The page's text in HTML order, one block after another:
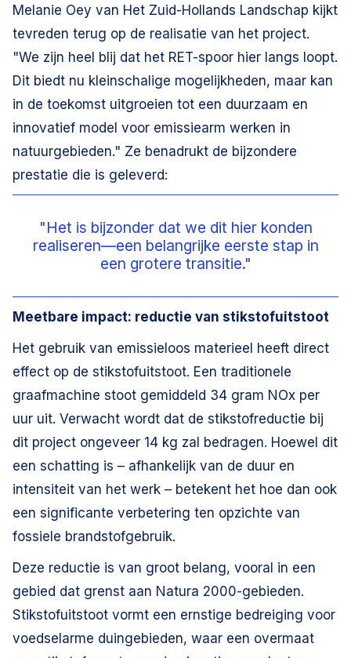
Melanie Oey van Het Zuid-Hollands Landschap kijkt
tevreden terug op de realisatie van het project.
"We zijn heel blij dat het RET-spoor hier langs loopt.
Dit biedt nu kleinschalige mogelijkheden, maar kan
in de toekomst uitgroeien tot een duurzaam en
innovatief model voor emissiearm werken in
natuurgebieden." Ze benadrukt de bijzondere
prestatie die is geleverd:
"Het is bijzonder dat we dit hier konden
realiseren—een belangrijke eerste stap in
een grotere transitie."
Meetbare impact: reductie van stikstofuitstoot
Het gebruik van emissieloos materieel heeft direct
effect op de stikstofuitstoot. Een traditionele
graafmachine stoot gemiddeld 34 gram NOx per
uur uit. Verwacht wordt dat de stikstofreductie bij
dit project ongeveer 14 kg zal bedragen. Hoewel dit
een schatting is – afhankelijk van de duur en
intensiteit van het werk – betekent het hoe dan ook
een significante verbetering ten opzichte van
fossiele brandstofgebruik.
Deze reductie is van groot belang, vooral in een
gebied dat grenst aan Natura 2000-gebieden.
Stikstofuitstoot vormt een ernstige bedreiging voor
voedselarme duingebieden, waar een overmaat